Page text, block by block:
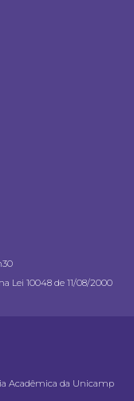
Lei 10048 de 11/08/2000
Acadêmica da Unicamp